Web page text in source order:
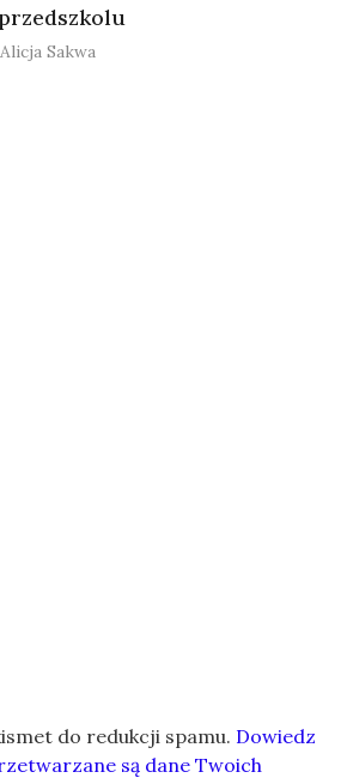
Alicja Sakwa
do redukcji spamu. Dowiedz
są dane Twoich